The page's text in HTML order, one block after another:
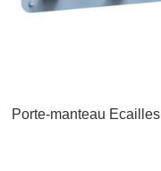
Porte-manteau Ecailles